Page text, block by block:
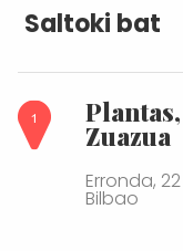
Saltoki bat
Zuazua
Erronda, 22
Bilbao